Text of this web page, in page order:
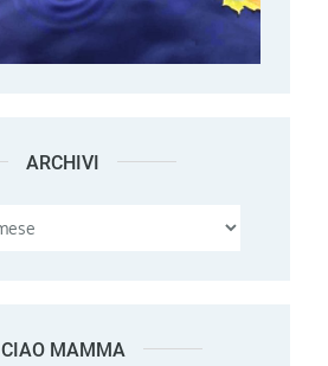
ARCHIVI Archivi
CIAO MAMMA